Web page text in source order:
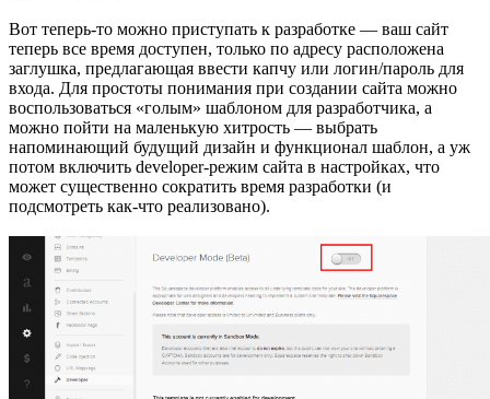
Вот теперь-то можно приступать к разработке — ваш сайт
теперь все время доступен, только по адресу расположена
заглушка, предлагающая ввести капчу или логин/пароль для
входа. Для простоты понимания при создании сайта можно
воспользоваться «голым» шаблоном для разработчика, а
можно пойти на маленькую хитрость — выбрать
напоминающий будущий дизайн и функционал шаблон, а уж
потом включить developer-режим сайта в настройках, что
может существенно сократить время разработки (и
подсмотреть как-что реализовано).